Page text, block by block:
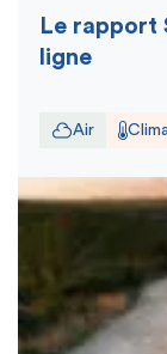
Le rapport
ligne
Air